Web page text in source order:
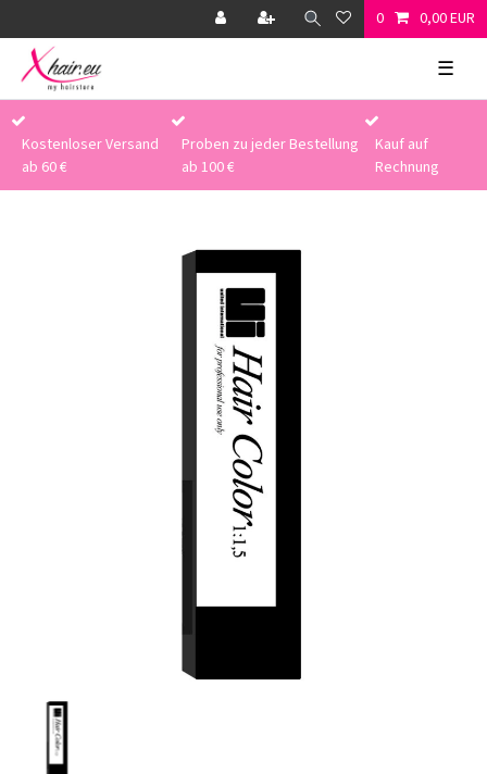
0 0,00 EUR
☰
Kostenloser Versand
ab 60 €
Proben zu jeder Bestellung
ab 100 €
Kauf auf
Rechnung